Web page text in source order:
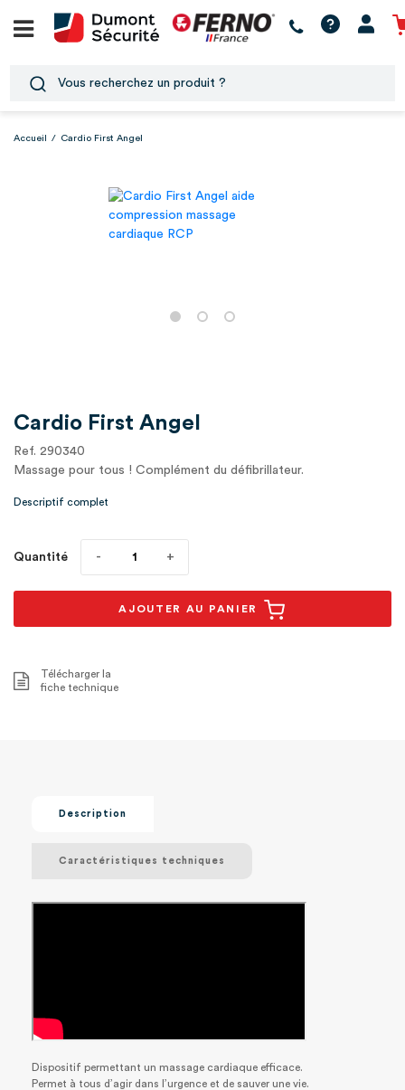
Accueil / Cardio First Angel
Cardio First Angel
Ref. 290340
Massage pour tous ! Complément du défibrillateur.
Descriptif complet
Quantité
AJOUTER AU PANIER
Télécharger la
fiche technique
Description
Caractéristiques techniques
Dispositif permettant un massage cardiaque efficace.
Permet à tous d’agir dans l’urgence et de sauver une vie.